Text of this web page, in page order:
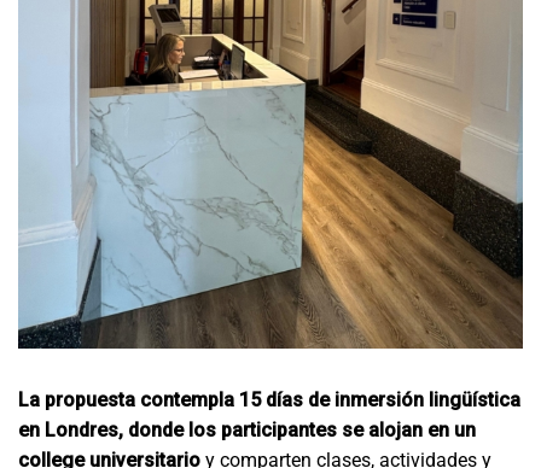
La propuesta contempla 15 días de inmersión lingüística
en Londres, donde los participantes se alojan en un
collegeuniversitario y comparten clases, actividades y